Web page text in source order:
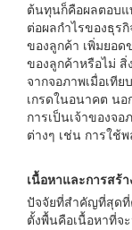
ต้นทุนก็คือผลตอบแ
ต่อผลกำไรของธุร
ของลูกค้า เพิ่มยอด
ของลูกค้าหรือไม่
จากจอภาพเมื่อเที
เกรดในอนาคต น
การเป็นเจ้าของจ
ต่างๆ เช่น การใช้
เนื้อหาและการสร้
ปัจจัยที่สำคัญที่สุดที่
ตั้งพื้นคือเนื้อหาที่จ